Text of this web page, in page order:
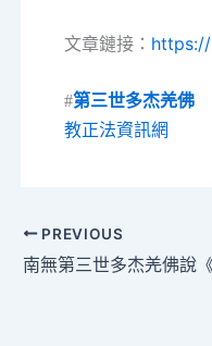
文章鏈接： https://
#第三世多杰羌佛
教正法資訊網
PREVIOUS